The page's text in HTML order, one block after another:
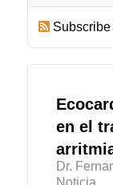
en el
Dr.